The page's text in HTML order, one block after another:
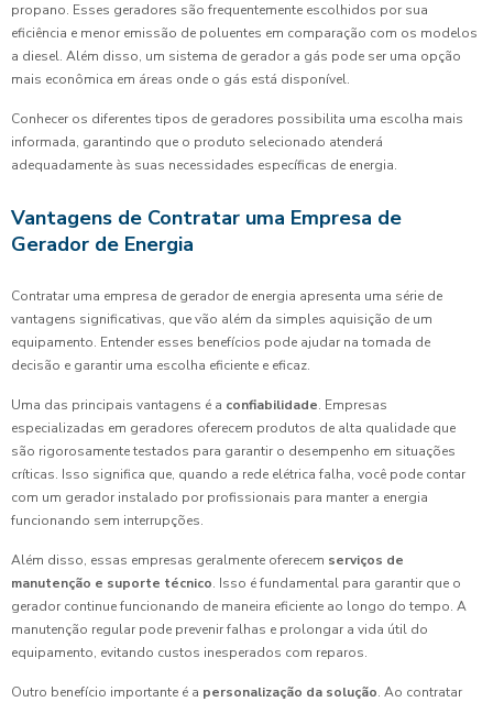
propano. Esses geradores são frequentemente escolhidos por sua
eficiência e menor emissão de poluentes em comparação com os modelos
a diesel. Além disso, um sistema de gerador a gás pode ser uma opção
mais econômica em áreas onde o gás está disponível.
Conhecer os diferentes tipos de geradores possibilita uma escolha mais
informada, garantindo que o produto selecionado atenderá
adequadamente às suas necessidades específicas de energia.
Vantagens de Contratar uma Empresa de
Gerador de Energia
Contratar uma empresa de gerador de energia apresenta uma série de
vantagens significativas, que vão além da simples aquisição de um
equipamento. Entender esses benefícios pode ajudar na tomada de
decisão e garantir uma escolha eficiente e eficaz.
Uma das principais vantagens é a confiabilidade. Empresas
especializadas em geradores oferecem produtos de alta qualidade que
são rigorosamente testados para garantir o desempenho em situações
críticas. Isso significa que, quando a rede elétrica falha, você pode contar
com um gerador instalado por profissionais para manter a energia
funcionando sem interrupções.
Além disso, essas empresas geralmente oferecem serviços de
manutenção e suporte técnico. Isso é fundamental para garantir que o
gerador continue funcionando de maneira eficiente ao longo do tempo. A
manutenção regular pode prevenir falhas e prolongar a vida útil do
equipamento, evitando custos inesperados com reparos.
Outro benefício importante é a personalização da solução. Ao contratar